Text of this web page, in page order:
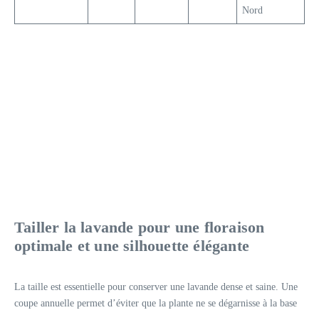
Nord
Tailler la lavande pour une floraison
optimale et une silhouette élégante
La taille est essentielle pour conserver une lavande dense et saine. Une
coupe annuelle permet d’éviter que la plante ne se dégarnisse à la base